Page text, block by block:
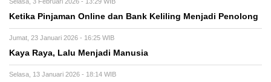
Ketika Pinjaman Online dan Bank Keliling Menjadi Penolong
Jumat, 23 Januari 2026 - 16:25 WIB
Kaya Raya, Lalu Menjadi Manusia
Selasa, 13 Januari 2026 - 18:14 WIB